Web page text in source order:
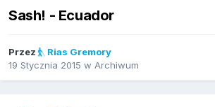
Sash! - Ecuador
Przez
Rias Gremory
19 Stycznia 2015 w Archiwum